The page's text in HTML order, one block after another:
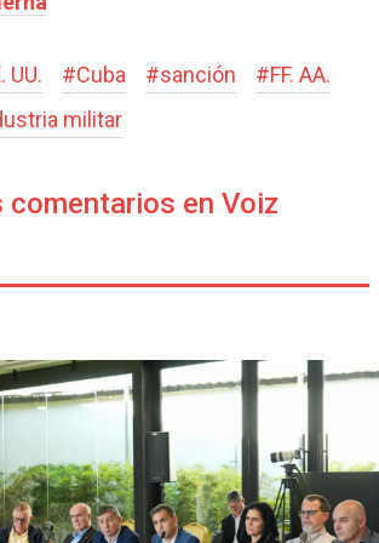
UU. #Cuba #sanción #FF. AA.
militar
comentarios en Voiz